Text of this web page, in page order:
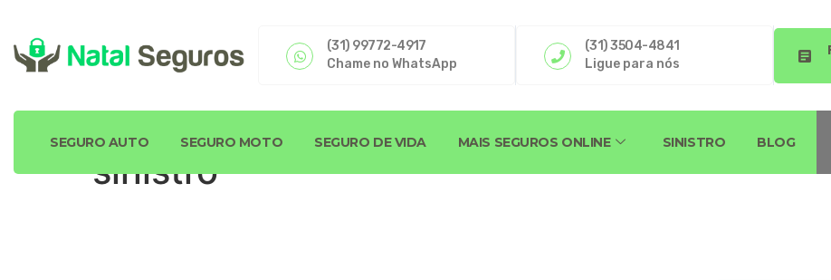
(31) 99772-4917
Chame no WhatsApp
(31) 3504-4841
Ligue para nós
SEGURO AUTO SEGURO MOTO SEGURO DE VIDA MAIS SEGUROS ONLINE SINISTRO BLOG
sinistro